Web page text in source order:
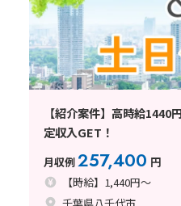
【紹介案件】高時給
定収入GET！
月収例257,400 円
【時給】1,440円～